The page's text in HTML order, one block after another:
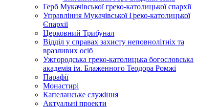
Герб Мукачівської греко-католицької єпархії
Управління Мукачівської Греко-католицької
Єпархії
Церковний Трибунал
Відділ у справах захисту неповнолітніх та
вразливих осіб
Ужгородська греко-католицька богословська
академія ім. Блаженного Теодора Ромжі
Парафії
Монастирі
Капеланське служіння
Актуальні проекти